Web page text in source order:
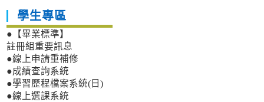
學生專區
●【畢業標準】
註冊組重要訊息
●線上申請重補修
●成績查詢系統
●學習歷程檔案系統(日)
●線上選課系統